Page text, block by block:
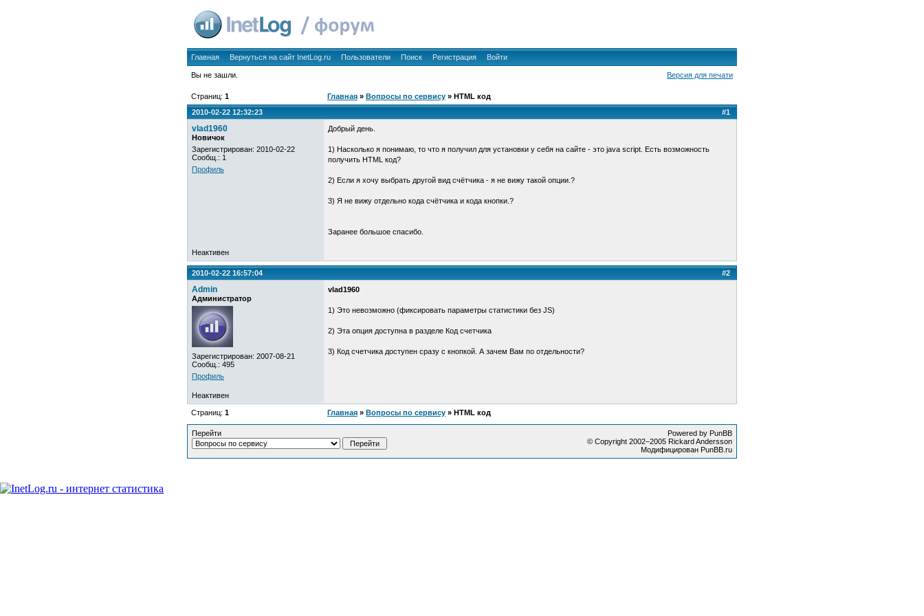
Главная Вернуться на сайт InetLog.ru Пользователи Поиск Регистрация Войти
Вы не зашли. Версия для печати
Страниц: 1 Главная » Вопросы по сервису » HTML код
#1
2010-02-22 12:32:23
vlad1960
Новичок
Зарегистрирован: 2010-02-22
Сообщ.: 1
Профиль
Добрый день.
1) Насколько я понимаю, то что я получил для установки у себя на сайте - это java script. Есть возможность
получить HTML код?
2) Если я хочу выбрать другой вид счётчика - я не вижу такой опции.?
3) Я не вижу отдельно кода счётчика и кода кнопки.?
Заранее большое спасибо.
Неактивен
#2
2010-02-22 16:57:04
Admin
Администратор
Зарегистрирован: 2007-08-21
Сообщ.: 495
Профиль
vlad1960
1) Это невозможно (фиксировать параметры статистики без JS)
2) Эта опция доступна в разделе Код счетчика
3) Код счетчика доступен сразу с кнопкой. А зачем Вам по отдельности?
Неактивен
Страниц: 1 Главная » Вопросы по сервису » HTML код
Перейти
Powered by PunBB
© Copyright 2002–2005 Rickard Andersson
Модифицирован PunBB.ru